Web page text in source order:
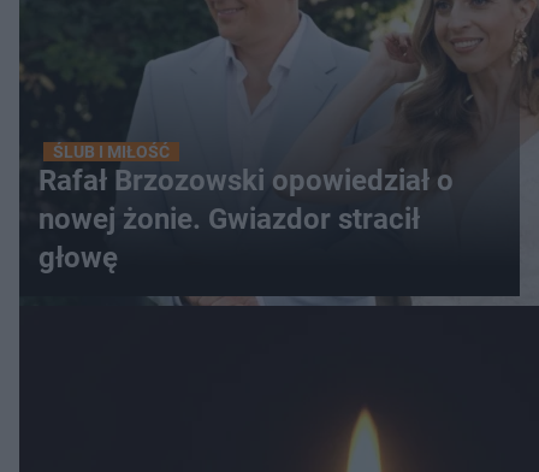
ŚLUB I MIŁOŚĆ
Rafał Brzozowski opowiedział o
nowej żonie. Gwiazdor stracił
głowę